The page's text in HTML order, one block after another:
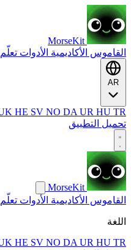
MorseKit
القاموس الأكاديمية الأدوات تعلّم
AR
HE SV NO DA UR HU TR
تحميل التطبيق
MorseKit
القاموس الأكاديمية الأدوات تعلّم
اللغة
HE SV NO DA UR HU TR